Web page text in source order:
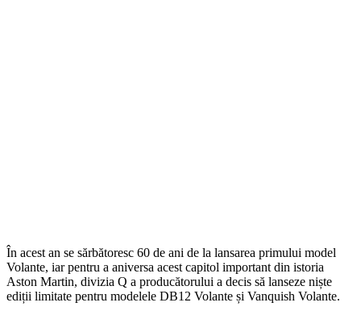
În acest an se sărbătoresc 60 de ani de la lansarea primului model
Volante, iar pentru a aniversa acest capitol important din istoria
Aston Martin, divizia Q a producătorului a decis să lanseze niște
ediții limitate pentru modelele DB12 Volante și Vanquish Volante.